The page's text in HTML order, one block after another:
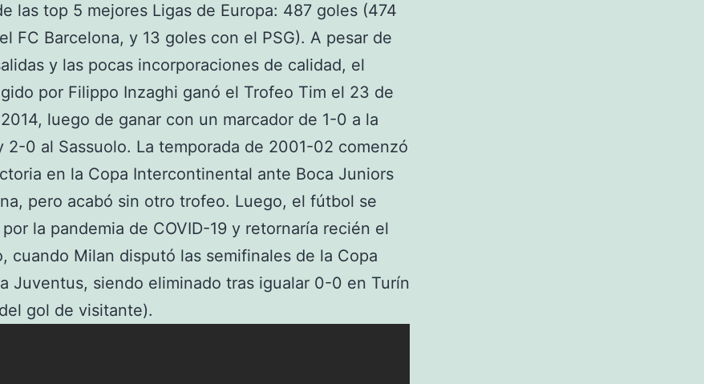
las top 5 mejores Ligas de Europa: 487 goles (474
FC Barcelona, y 13 goles con el PSG). A pesar de
y las pocas incorporaciones de calidad, el
por Filippo Inzaghi ganó el Trofeo Tim el 23 de
luego de ganar con un marcador de 1-0 a la
2-0 al Sassuolo. La temporada de 2001-02 comenzó
en la Copa Intercontinental ante Boca Juniors
pero acabó sin otro trofeo. Luego, el fútbol se
la pandemia de COVID-19 y retornaría recién el
cuando Milan disputó las semifinales de la Copa
Juventus, siendo eliminado tras igualar 0-0 en Turín
gol de visitante).